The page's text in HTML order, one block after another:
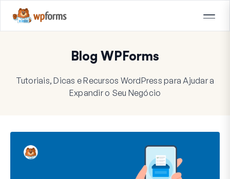
Blog WPForms
Tutoriais, Dicas e Recursos WordPress para Ajudar a
Expandir o Seu Negócio